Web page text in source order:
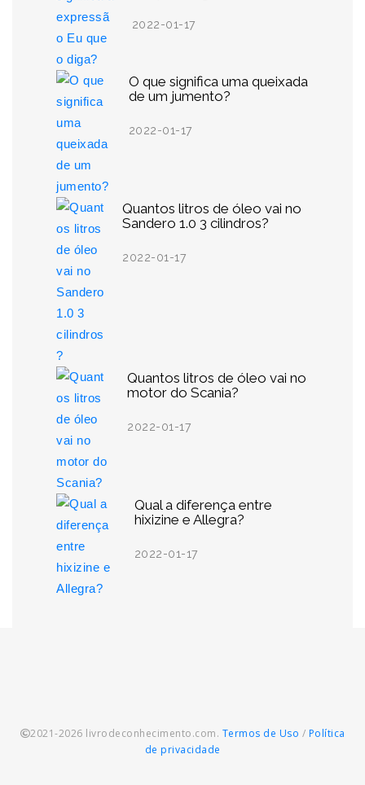
2022-01-17
O que significa uma queixada
de um jumento?
2022-01-17
Quantos litros de óleo vai no
Sandero 1.0 3 cilindros?
2022-01-17
Quantos litros de óleo vai no
motor do Scania?
2022-01-17
Qual a diferença entre
hixizine e Allegra?
2022-01-17
2021-2026 livrodeconhecimento.com. Termos de Uso / Política
de privacidade